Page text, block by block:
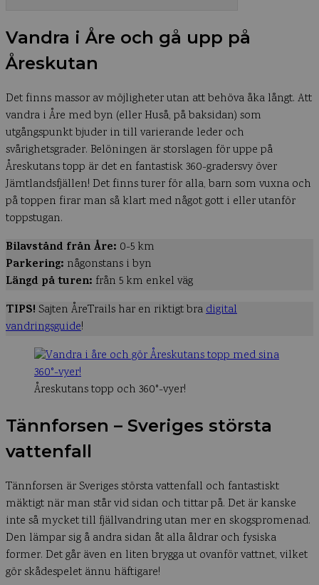
Vandra i Åre och gå upp på
Åreskutan
Det finns massor av möjligheter utan att behöva åka långt. Att
vandra i Åre med byn (eller Huså, på baksidan) som
utgångspunkt bjuder in till varierande leder och
svårighetsgrader. Belöningen är storslagen för uppe på
Åreskutans topp är det en fantastisk 360-gradersvy över
Jämtlandsfjällen! Det finns turer för alla, barn som vuxna och
på toppen firar man så klart med något gott i eller utanför
toppstugan.
Bilavstånd från Åre: 0-5 km
Parkering: någonstans i byn
Längd på turen: från 5 km enkel väg
TIPS! Sajten ÅreTrails har en riktigt bradigital
vandringsguide!
Åreskutans topp och 360°-vyer!
Tännforsen – Sveriges största
vattenfall
Tännforsen är Sveriges största vattenfall och fantastiskt
mäktigt när man står vid sidan och tittar på. Det är kanske
inte så mycket till fjällvandring utan mer en skogspromenad.
Den lämpar sig å andra sidan åt alla åldrar och fysiska
former. Det går även en liten brygga ut ovanför vattnet, vilket
gör skådespelet ännu häftigare!